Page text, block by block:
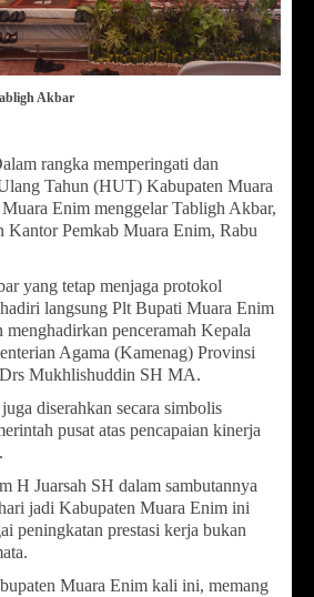
Akbar
rangka memperingati dan
Tahun (HUT) Kabupaten Muara
Enim menggelar Tabligh Akbar,
Kantor Pemkab Muara Enim, Rabu
yang tetap menjaga protokol
langsung Plt Bupati Muara Enim
menghadirkan penceramah Kepala
Agama (Kamenag) Provinsi
Drs Mukhlishuddin SH MA.
diserahkan secara simbolis
pusat atas pencapaian kinerja
H Juarsah SH dalam sambutannya
jadi Kabupaten Muara Enim ini
peningkatan prestasi kerja bukan
Muara Enim kali ini, memang